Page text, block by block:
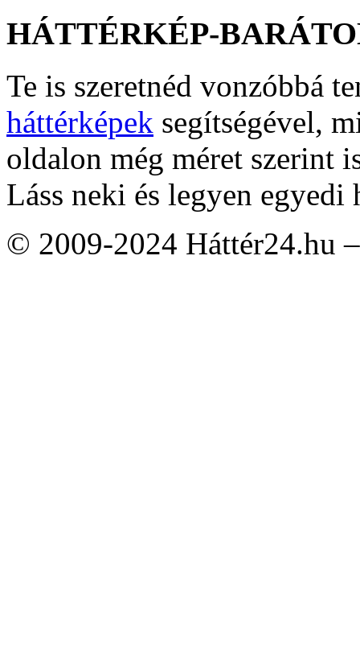
HÁTTÉRKÉP-
Te is szeretnéd vonzóbbá
háttérképek segítségével,
oldalon még méret szerint
Láss neki és legyen egyedi
© 2009-2024 Háttér24.hu